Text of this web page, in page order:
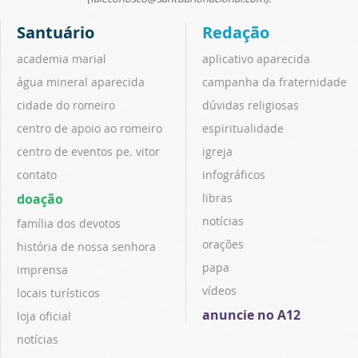
Santuário
academia marial
água mineral aparecida
cidade do romeiro
centro de apoio ao romeiro
centro de eventos pe. vitor
contato
doação
família dos devotos
história de nossa senhora
imprensa
locais turísticos
loja oficial
notícias
Redação
aplicativo aparecida
campanha da fraternidade
dúvidas religiosas
espiritualidade
igreja
infográficos
libras
notícias
orações
papa
vídeos
anuncie no A12